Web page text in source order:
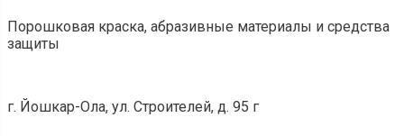
Порошковая краска, абразивные материалы и средства
защиты
г. Йошкар-Ола, ул. Строителей, д. 95 г